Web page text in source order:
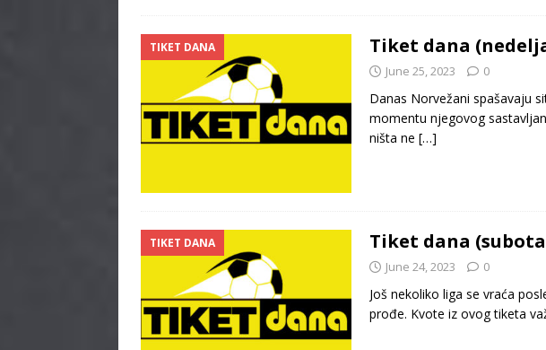
TIKET DANA Tiket dana
June 25, 2023 0
Danas Norvežani spašavaju
momentu njegovog
ništa ne […]
TIKET DANA Tiket dana (subota,
June 24, 2023 0
Još nekoliko liga se vraća
prođe. Kvote iz ovog tiketa